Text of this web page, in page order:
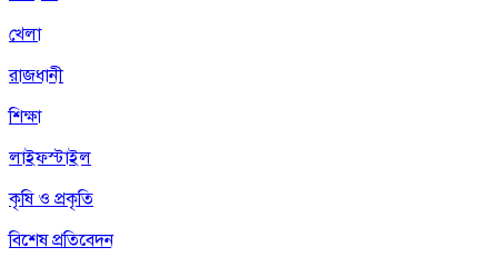
খেলা
রাজধানী
শিক্ষা
লাইফস্টাইল
কৃষি ও প্রকৃতি
বিশেষ প্রতিবেদন